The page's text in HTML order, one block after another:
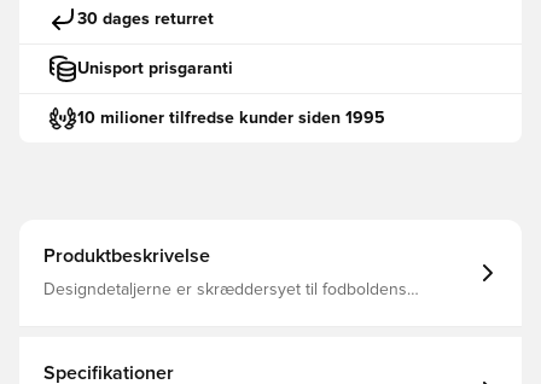
30 dages returret
Unisport prisgaranti
10 milioner tilfredse kunder siden 1995
Produktbeskrivelse
Designdetaljerne er skræddersyet til fodboldens
afkølet og fokuseret, så du kan få driblingerne til at sidde.
Specifikationer